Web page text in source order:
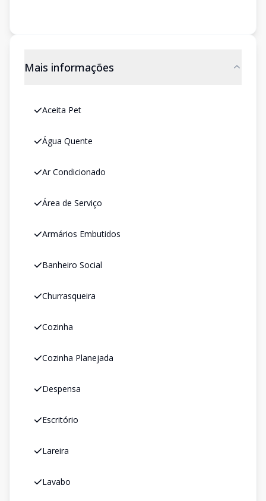
Mais informações
Aceita Pet
Água Quente
Ar Condicionado
Área de Serviço
Armários Embutidos
Banheiro Social
Churrasqueira
Cozinha
Cozinha Planejada
Despensa
Escritório
Lareira
Lavabo